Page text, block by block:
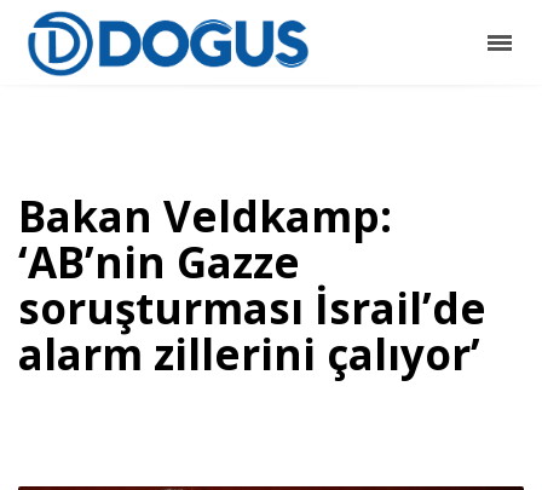
Bakan Veldkamp:
‘AB’nin Gazze
soruşturması İsrail’de
alarm zillerini çalıyor’